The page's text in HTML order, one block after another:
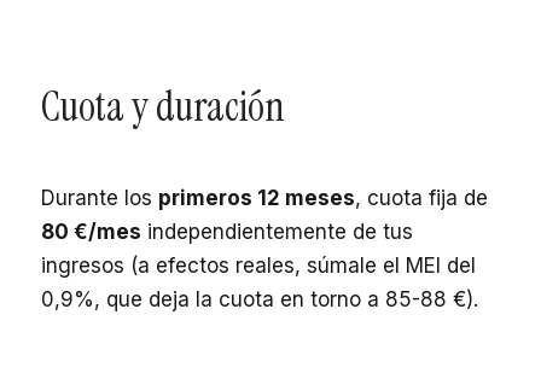
Cuota y duración
Durante los primeros 12 meses, cuota fija de
80 €/mes independientemente de tus
ingresos (a efectos reales, súmale el MEI del
0,9%, que deja la cuota en torno a 85-88 €).